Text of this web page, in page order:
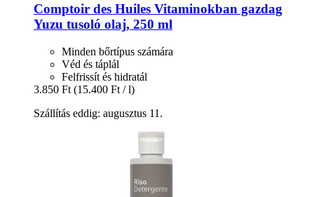
Comptoir des Huiles Vitaminokban gazdag
Yuzu tusoló olaj, 250 ml
Minden bőrtípus számára
Véd és táplál
Felfrissít és hidratál
3.850 Ft (15.400 Ft / l)
Szállítás eddig: augusztus 11.